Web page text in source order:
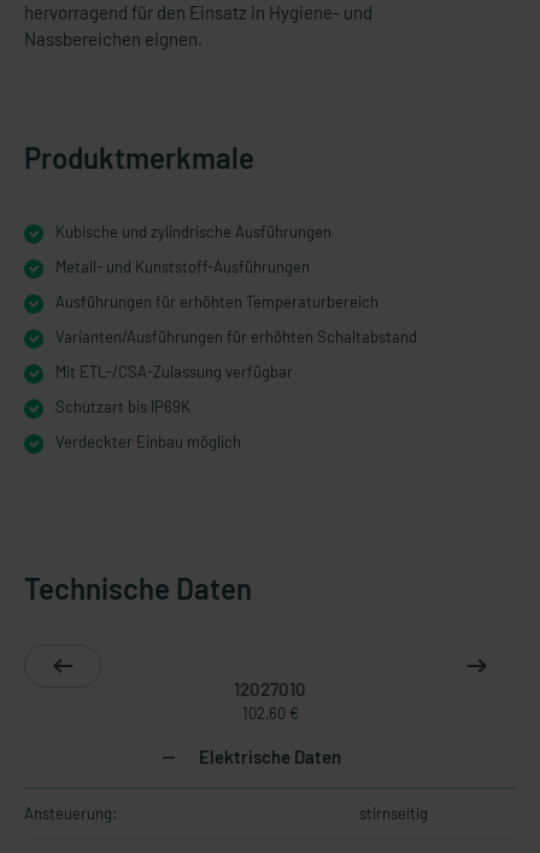
hervorragend für den Einsatz in Hygiene- und
Nassbereichen eignen.
Produktmerkmale
Kubische und zylindrische Ausführungen
Metall- und Kunststoff-Ausführungen
Ausführungen für erhöhten Temperaturbereich
Varianten/Ausführungen für erhöhten Schaltabstand
Mit ETL-/CSA-Zulassung verfügbar
Schutzart bis IP69K
Verdeckter Einbau möglich
Technische Daten
12027010
102,60 €
Elektrische Daten
Ansteuerung: stirnseitig